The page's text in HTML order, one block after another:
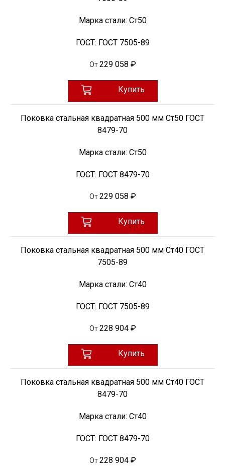
Марка стали: Ст50
ГОСТ: ГОСТ 7505-89
От 229 058 ₽
Купить
Поковка стальная квадратная 500 мм Ст50 ГОСТ
8479-70
Марка стали: Ст50
ГОСТ: ГОСТ 8479-70
От 229 058 ₽
Купить
Поковка стальная квадратная 500 мм Ст40 ГОСТ
7505-89
Марка стали: Ст40
ГОСТ: ГОСТ 7505-89
От 228 904 ₽
Купить
Поковка стальная квадратная 500 мм Ст40 ГОСТ
8479-70
Марка стали: Ст40
ГОСТ: ГОСТ 8479-70
От 228 904 ₽